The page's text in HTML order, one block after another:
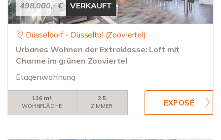
498.000,- € VERKAUFT
Düsseldorf - Düsseltal (Zooviertel)
Urbanes Wohnen der Extraklasse: Loft mit
Charme im grünen Zooviertel
Etagenwohnung
116 m²
WOHNFLÄCHE
2,5
ZIMMER